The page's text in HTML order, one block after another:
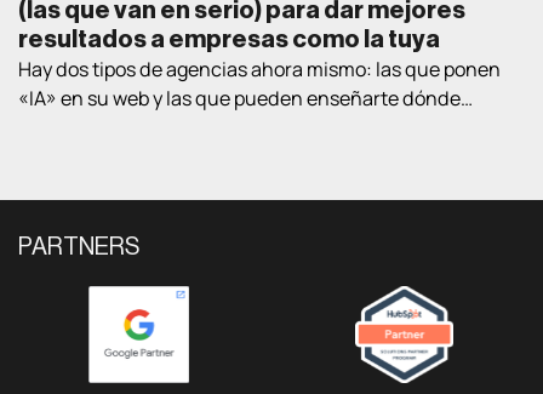
(las que van en serio) para dar mejores
resultados a empresas como la tuya
Hay dos tipos de agencias ahora mismo: las que ponen
«IA» en su web y las que pueden enseñarte dónde
ejemplos […]
PARTNERS